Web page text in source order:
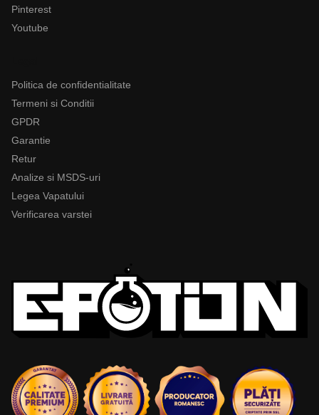
Pinterest
Youtube
Politica de confidentialitate
Termeni si Conditii
GPDR
Garantie
Retur
Analize si MSDS-uri
Legea Vapatului
Verificarea varstei